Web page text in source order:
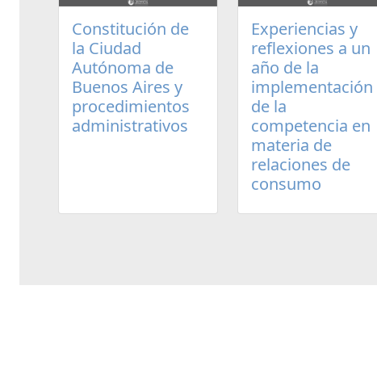
Constitución de
la Ciudad
Autónoma de
Buenos Aires y
procedimientos
administrativos
Experiencias y
reflexiones a un
año de la
implementación
de la
competencia en
materia de
relaciones de
consumo